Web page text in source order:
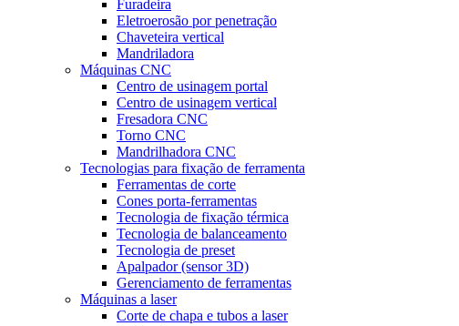
Furadeira
Eletroerosão por penetração
Chaveteira vertical
Mandriladora
Máquinas CNC
Centro de usinagem portal
Centro de usinagem vertical
Fresadora CNC
Torno CNC
Mandrilhadora CNC
Tecnologias para fixação de ferramenta
Ferramentas de corte
Cones porta-ferramentas
Tecnologia de fixação térmica
Tecnologia de balanceamento
Tecnologia de preset
Apalpador (sensor 3D)
Gerenciamento de ferramentas
Máquinas a laser
Corte de chapa e tubos a laser